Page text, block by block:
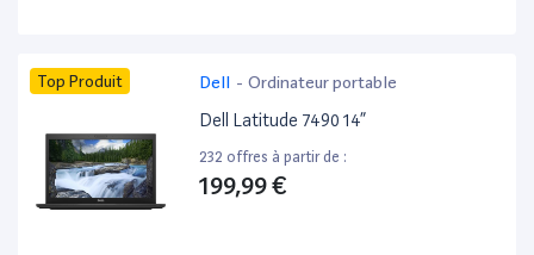
Top Produit Dell - Ordinateur portable
Dell Latitude 7490 14”
232 offres à partir de :
199,99 €